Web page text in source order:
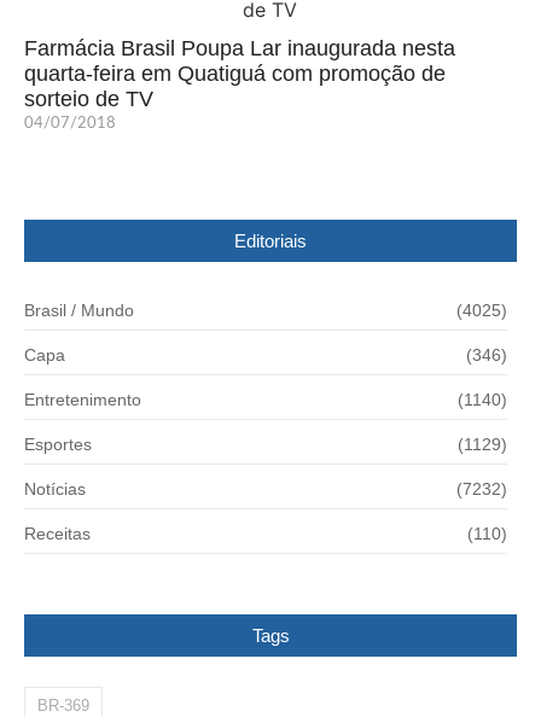
Farmácia Brasil Poupa Lar inaugurada nesta
quarta-feira em Quatiguá com promoção de
sorteio de TV
04/07/2018
Editoriais
Brasil / Mundo (4025)
Capa (346)
Entretenimento (1140)
Esportes (1129)
Notícias (7232)
Receitas (110)
Tags
BR-369